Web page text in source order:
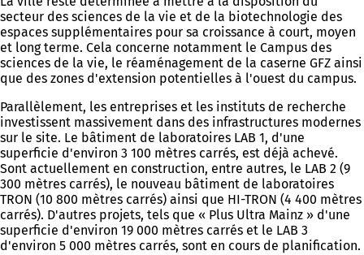
secteur des sciences de la vie et de la biotechnologie des
espaces supplémentaires pour sa croissance à court, moyen
et long terme. Cela concerne notamment le Campus des
sciences de la vie, le réaménagement de la caserne GFZ ainsi
que des zones d'extension potentielles à l'ouest du campus.
Parallèlement, les entreprises et les instituts de recherche
investissent massivement dans des infrastructures modernes
sur le site. Le bâtiment de laboratoires LAB 1, d'une
superficie d'environ 3 100 mètres carrés, est déjà achevé.
Sont actuellement en construction, entre autres, le LAB 2 (9
300 mètres carrés), le nouveau bâtiment de laboratoires
TRON (10 800 mètres carrés) ainsi que HI-TRON (4 400 mètres
carrés). D'autres projets, tels que « Plus Ultra Mainz » d'une
superficie d'environ 19 000 mètres carrés et le LAB 3
d'environ 5 000 mètres carrés, sont en cours de planification.